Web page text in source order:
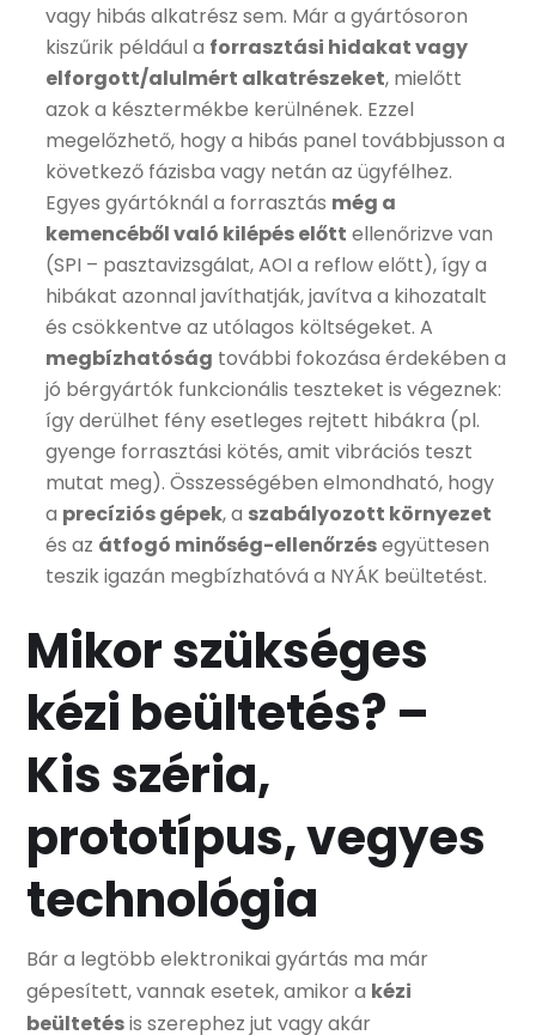
vagy hibás alkatrész sem. Már a gyártósoron
kiszűrik például a forrasztási hidakat vagy
elforgott/alulmért alkatrészeket, mielőtt
azok a késztermékbe kerülnének. Ezzel
megelőzhető, hogy a hibás panel továbbjusson a
következő fázisba vagy netán az ügyfélhez.
Egyes gyártóknál a forrasztás még a
kemencéből való kilépés előtt ellenőrizve van
(SPI – pasztavizsgálat, AOI a reflow előtt), így a
hibákat azonnal javíthatják, javítva a kihozatalt
és csökkentve az utólagos költségeket. A
megbízhatóság további fokozása érdekében a
jó bérgyártók funkcionális teszteket is végeznek:
így derülhet fény esetleges rejtett hibákra (pl.
gyenge forrasztási kötés, amit vibrációs teszt
mutat meg). Összességében elmondható, hogy
a precíziós gépek, a szabályozott környezet
és az átfogó minőség-ellenőrzésegyüttesen
teszik igazán megbízhatóvá a NYÁK beültetést.
Mikor szükséges
kézi beültetés? –
Kis széria,
prototípus, vegyes
technológia
Bár a legtöbb elektronikai gyártás ma már
gépesített, vannak esetek, amikor a kézi
beültetésis szerephez jut vagy akár